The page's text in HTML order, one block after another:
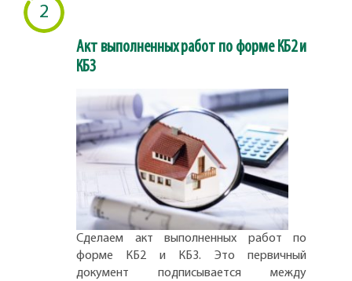
2
Акт выполненных работ по форме КБ2 и
КБ3
Сделаем акт выполненных работ по
форме КБ2 и КБ3. Это первичный
документ подписывается между